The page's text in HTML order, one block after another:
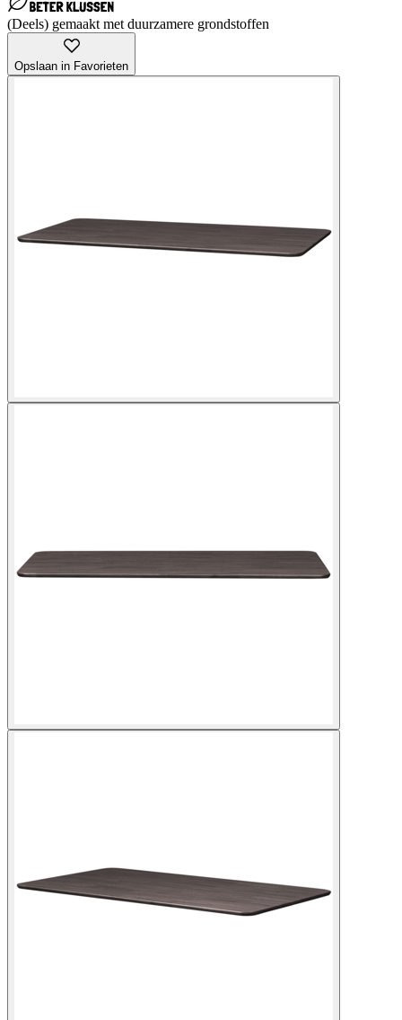
(Deels) gemaakt met duurzamere grondstoffen
Opslaan in Favorieten